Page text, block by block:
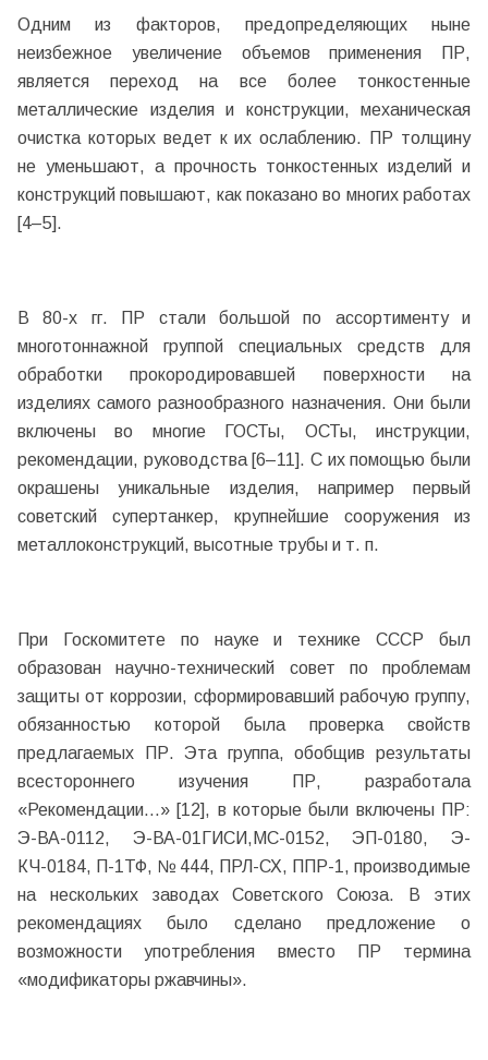
Одним из факторов, предопределяющих ныне
неизбежное увеличение объемов применения ПР,
является переход на все более тонкостенные
металлические изделия и конструкции, механическая
очистка которых ведет к их ослаблению. ПР толщину
не уменьшают, а прочность тонкостенных изделий и
конструкций повышают, как показано во многих работах
[4–5].
В 80-х гг. ПР стали большой по ассортименту и
многотоннажной группой специальных средств для
обработки прокородировавшей поверхности на
изделиях самого разнообразного назначения. Они были
включены во многие ГОСТы, ОСТы, инструкции,
рекомендации, руководства [6–11]. С их помощью были
окрашены уникальные изделия, например первый
советский супертанкер, крупнейшие сооружения из
металлоконструкций, высотные трубы и т. п.
При Госкомитете по науке и технике СССР был
образован научно-технический совет по проблемам
защиты от коррозии, сформировавший рабочую группу,
обязанностью которой была проверка свойств
предлагаемых ПР. Эта группа, обобщив результаты
всестороннего изучения ПР, разработала
«Рекомендации…» [12], в которые были включены ПР:
Э-ВА-0112, Э-ВА-01ГИСИ,МС-0152, ЭП-0180, Э-
КЧ-0184, П-1ТФ, № 444, ПРЛ-СХ, ППР-1, производимые
на нескольких заводах Советского Союза. В этих
рекомендациях было сделано предложение о
возможности употребления вместо ПР термина
«модификаторы ржавчины».